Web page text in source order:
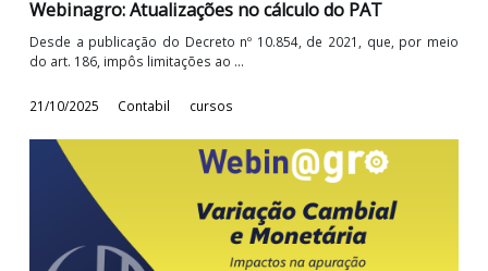
consultoria, especialmente dos métodos de ...
11/11/2025 cursos